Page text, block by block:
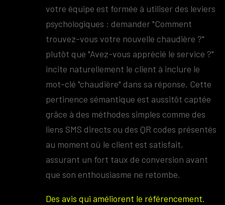
votre équipe est formée à utiliser des leviers
psychologiques : demander "Comment
trouvez-vous votre nouvelle chaudière ?"
plutôt que "Avez-vous apprécié le service ?"
incite naturellement le client à inclure le
mot-clé "chaudière" dans sa réponse. Cette
pertinence sémantique est aussitôt captée
grâce à des méthodes simples comme des
liens SMS directs ou des QR codes présentés
au moment où le client est satisfait,
assurant un fort taux de conversion avant
que son enthousiasme ne retombe.
Des avis qui améliorent le référencement.